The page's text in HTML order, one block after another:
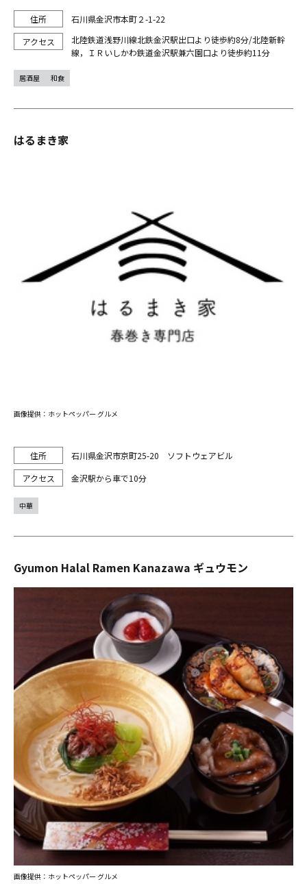
石川県金沢市本町２-1-22
北陸鉄道浅野川線北鉄金沢駅出口より徒歩約8分/北陸新幹
線，ＩＲいしかわ鉄道金沢駅兼六園口より徒歩約11分
居酒屋 和食
はるまき家
石川県金沢市京町25-20 ソフトウェアビル
金沢駅から車で10分
画像提供：ホットペッパー グルメ
中華
Gyumon Halal Ramen Kanazawa ギュウモン
画像提供：ホットペッパー グルメ